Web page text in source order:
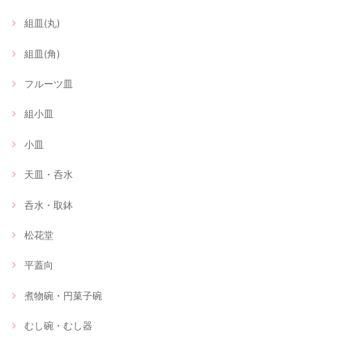
組皿(丸)
組皿(角)
フルーツ皿
組小皿
小皿
天皿・呑水
呑水・取鉢
松花堂
平蓋向
煮物碗・円菓子碗
むし碗・むし器